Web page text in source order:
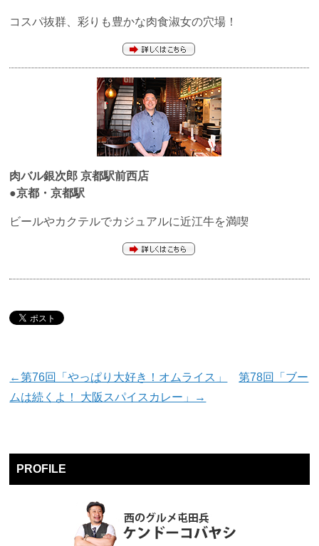
コスパ抜群、彩りも豊かな肉食淑女の穴場！
肉バル銀次郎京都駅前西店
●京都・京都駅
ビールやカクテルでカジュアルに近江牛を満喫
←第76回「やっぱり大好き！オムライス」
第78回「ブー
ムは続くよ！ 大阪スパイスカレー」→
PROFILE